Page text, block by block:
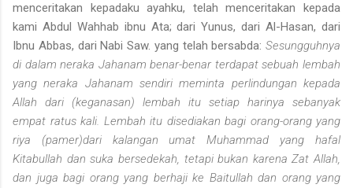
menceritakan kepadaku ayahku, telah menceritakan kepada
kami Abdul Wahhab ibnu Ata; dari Yunus, dari Al-Hasan, dari
Ibnu Abbas, dari Nabi Saw. yang telah bersabda: Sesungguhnya
di dalam neraka Jahanam benar-benar terdapat sebuah lembah
yang neraka Jahanam sendiri meminta perlindungan kepada
Allah dari (keganasan) lembah itu setiap harinya sebanyak
empat ratus kali. Lembah itu disediakan bagi orang-orang yang
riya (pamer)dari kalangan umat Muhammad yang hafal
Kitabullah dan suka bersedekah, tetapi bukan karena Zat Allah,
dan juga bagi orang yang berhaji ke Baitullah dan orang yang